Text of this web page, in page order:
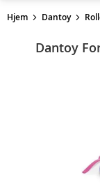
Hjem Dantoy
Dantoy